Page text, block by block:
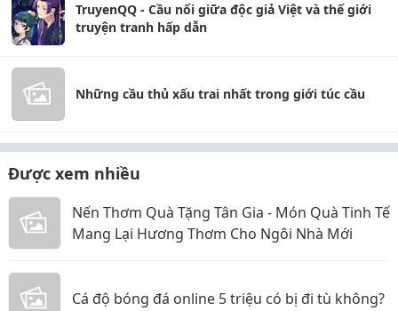
TruyenQQ - Cầu nối giữa độc giả Việt và thế giới
truyện tranh hấp dẫn
Những cầu thủ xấu trai nhất trong giới túc cầu
Được xem nhiều
Nến Thơm Quà Tặng Tân Gia - Món Quà Tinh Tế
Mang Lại Hương Thơm Cho Ngôi Nhà Mới
Cá độ bóng đá online 5 triệu có bị đi tù không?